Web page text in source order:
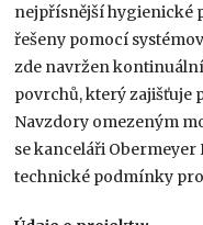
nejpřísnější hygienické
řešeny pomocí
zde navržen
povrchů, který zajišťuje
Navzdory omezeným
se kanceláři
technické podmínky